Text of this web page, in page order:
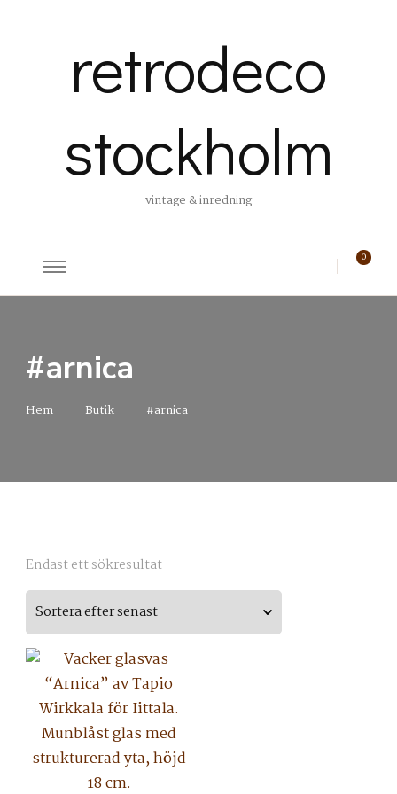
retrodeco
stockholm
vintage & inredning
0
#arnica
Hem Butik #arnica
Endast ett sökresultat